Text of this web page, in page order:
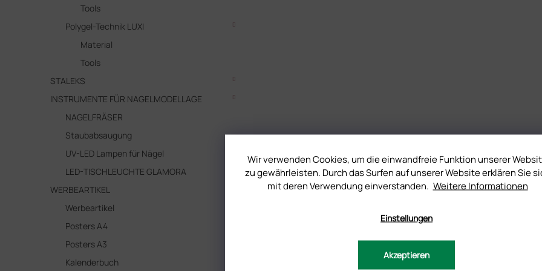
Wir verwenden Cookies, um die einwandfreie Funktion unserer
zu gewährleisten. Durch das Surfen auf unserer Website erklären Sie
mit deren Verwendung einverstanden. Weitere Informationen
Einstellungen
Akzeptieren
Tools
Polygel-Technik LUXI
Material
Tools
STALEKS
INSTRUMENTE FÜR NAGELMODELLAGE
NAGELFRÄSER
Staubabsaugung
UV-LED Lampen für Nägel
LED-TISCHLEUCHTE GLAMORA
WERBEARTIKEL
Werbeartikel
Posters A4
Posters A3
Kalenderbuch